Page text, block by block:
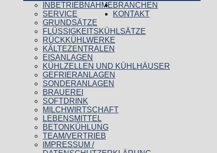
INBETRIEBNAHME
SERVICE
GRUNDSÄTZE
FLÜSSIGKEITSKÜHLSÄTZE
RÜCKKÜHLWERKE
KÄLTEZENTRALEN
EISANLAGEN
KÜHLZELLEN UND KÜHLHÄUSER
GEFRIERANLAGEN
SONDERANLAGEN
BRANCHEN
BRAUEREI
SOFTDRINK
MILCHWIRTSCHAFT
LEBENSMITTEL
BETONKÜHLUNG
KONTAKT
TEAM/VERTRIEB
IMPRESSUM /